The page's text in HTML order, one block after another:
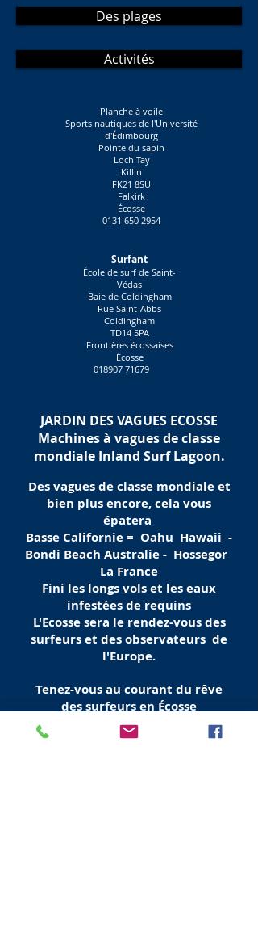
Des plages
Activités
Planche à voile
Sports nautiques de l'Université
d'Édimbourg
Pointe du sapin
Loch Tay
Killin
FK21 8SU
Falkirk
Écosse
0131 650 2954
Surfant
École de surf de Saint-
Védas
Baie de Coldingham
Rue Saint-Abbs
Coldingham
TD14 5PA
Frontières écossaises
Écosse
018907 71679
JARDIN DES VAGUES ECOSSE
Machines à vagues de classe
mondiale Inland Surf Lagoon.
Des vagues de classe mondiale et
bien plus encore, cela vous
épatera
Basse Californie = Oahu Hawaii -
Bondi Beach Australie - Hossegor
La France
Fini les longs vols et les eaux
infestées de requins
L'Ecosse sera le rendez-vous des
surfeurs et des observateurs de
l'Europe.
Tenez-vous au courant du rêve
des surfeurs en Écosse
Ouverture prochaine